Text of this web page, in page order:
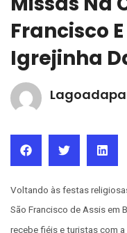
Francisco
Igrejinha
Voltando às festas
São Francisco de Assis em
recebe fiéis e turistas com